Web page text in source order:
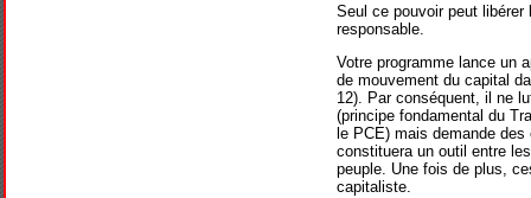
Seul ce pouvoir peut
responsable.
Votre programme lance un
de mouvement du capital
12). Par conséquent, il ne
(principe fondamental du
le PCE) mais demande
constituera un outil entre
peuple. Une fois de plus,
capitaliste.